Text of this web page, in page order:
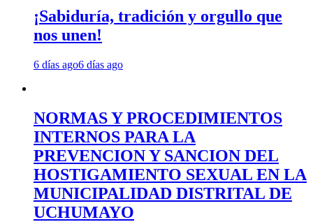
¡Sabiduría, tradición y orgullo que
nos unen!
6 días ago6 días ago
NORMAS Y PROCEDIMIENTOS
INTERNOS PARA LA
PREVENCION Y SANCION DEL
HOSTIGAMIENTO SEXUAL EN LA
MUNICIPALIDAD DISTRITAL DE
UCHUMAYO